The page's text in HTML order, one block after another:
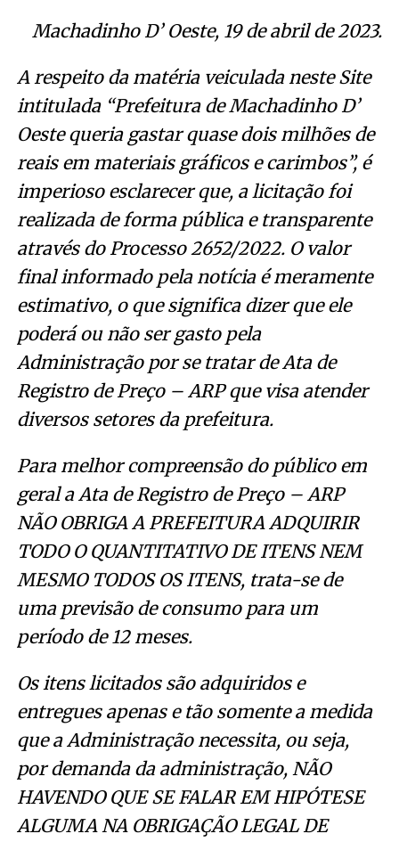
Machadinho D’ Oeste, 19 de abril de 2023.
A respeito da matéria veiculada neste Site
intitulada “Prefeitura de Machadinho D’
Oeste queria gastar quase dois milhões de
reais em materiais gráficos e carimbos”, é
imperioso esclarecer que, a licitação foi
realizada de forma pública e transparente
através do Processo 2652/2022. O valor
final informado pela notícia é meramente
estimativo, o que significa dizer que ele
poderá ou não ser gasto pela
Administração por se tratar de Ata de
Registro de Preço – ARP que visa atender
diversos setores da prefeitura.
Para melhor compreensão do público em
geral a Ata de Registro de Preço – ARP
NÃO OBRIGA A PREFEITURA ADQUIRIR
TODO O QUANTITATIVO DE ITENS NEM
MESMO TODOS OS ITENS, trata-se de
uma previsão de consumo para um
período de 12 meses.
Os itens licitados são adquiridos e
entregues apenas e tão somente a medida
que a Administração necessita, ou seja,
por demanda da administração, NÃO
HAVENDO QUE SE FALAR EM HIPÓTESE
ALGUMA NA OBRIGAÇÃO LEGAL DE